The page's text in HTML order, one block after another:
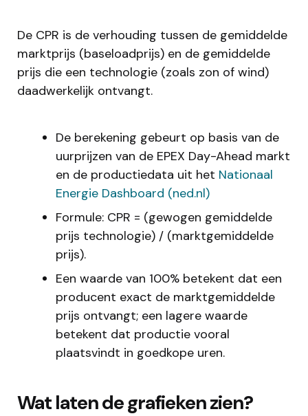
De CPR is de verhouding tussen de gemiddelde
marktprijs (baseloadprijs) en de gemiddelde
prijs die een technologie (zoals zon of wind)
daadwerkelijk ontvangt.
De berekening gebeurt op basis van de
uurprijzen van de EPEX Day-Ahead markt
en de productiedata uit het Nationaal
Energie Dashboard (ned.nl)
Formule: CPR = (gewogen gemiddelde
prijs technologie) / (marktgemiddelde
prijs).
Een waarde van 100% betekent dat een
producent exact de marktgemiddelde
prijs ontvangt; een lagere waarde
betekent dat productie vooral
plaatsvindt in goedkope uren.
Wat laten de grafieken zien?